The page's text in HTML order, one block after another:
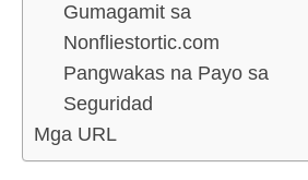
Gumagamit sa
Nonfliestortic.com
Pangwakas na Payo sa
Seguridad
Mga URL